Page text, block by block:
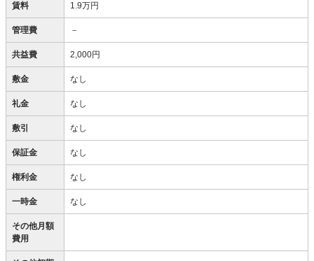
賃料 1.9万円
管理費 －
共益費 2,000円
敷金 なし
礼金 なし
敷引 なし
保証金 なし
権利金 なし
一時金 なし
その他月額
費用